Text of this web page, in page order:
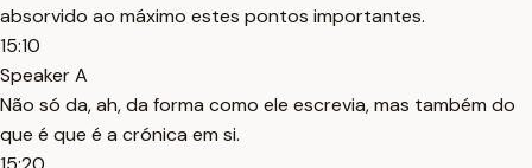
absorvido ao máximo estes pontos importantes.
15:10
Speaker A
Não só da, ah, da forma como ele escrevia, mas também do
que é que é a crónica em si.